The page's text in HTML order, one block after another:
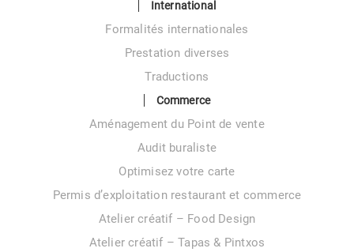
International
Formalités internationales
Prestation diverses
Traductions
Commerce
Aménagement du Point de vente
Audit buraliste
Optimisez votre carte
Permis d’exploitation restaurant et commerce
Atelier créatif – Food Design
Atelier créatif – Tapas & Pintxos